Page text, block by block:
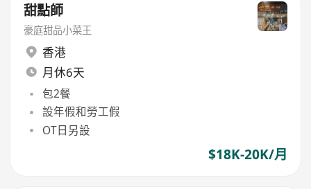
甜點師
豪庭甜品小菜王
香港
月休6天
包2餐
設年假和勞工假
OT日另設
$18K-20K/月